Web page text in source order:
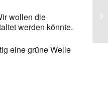
wollen die
werden könnte.
eine grüne Welle